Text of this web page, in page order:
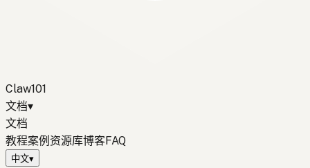
Claw101
文档▾
文档
教程案例 资源库博客FAQ
中文▾